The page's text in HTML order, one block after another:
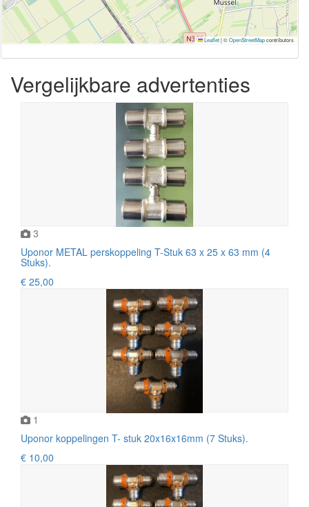
Leaflet|©OpenStreetMapcontributors
Vergelijkbare advertenties
3
Uponor METAL perskoppeling T-Stuk 63 x 25 x 63 mm (4
Stuks).
€ 25,00
1
Uponor koppelingen T- stuk 20x16x16mm (7 Stuks).
€ 10,00